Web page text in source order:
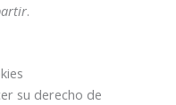
.
su derecho de